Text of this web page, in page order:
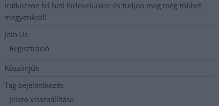
Iratkozzon fel heti hírlevelünkre és tudjon meg még többet
megyénkről!
Join Us
Regisztráció
Köszönjük
Tag bejelentkezés
Jelszó visszaállítása